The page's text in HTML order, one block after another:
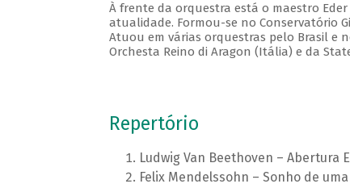
À frente da orquestra está o maestro
atualidade. Formou-se no Conservatório
Atuou em várias orquestras pelo Brasil e
Orchesta Reino di Aragon (Itália) e da
Repertório
Ludwig Van Beethoven – Abertura
Felix Mendelssohn – Sonho de